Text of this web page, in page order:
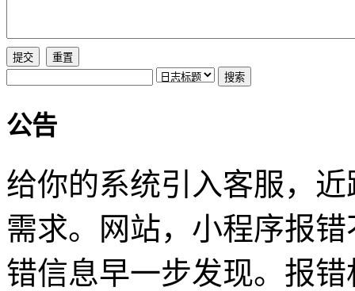
公告
给你的系统引入客服，
需求。网站，小程序报
错信息早一步发现。报